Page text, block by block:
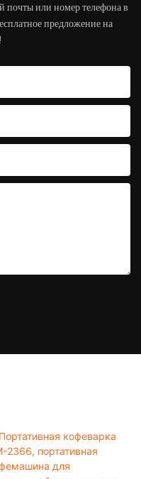
почты или номер телефона в
предложение на